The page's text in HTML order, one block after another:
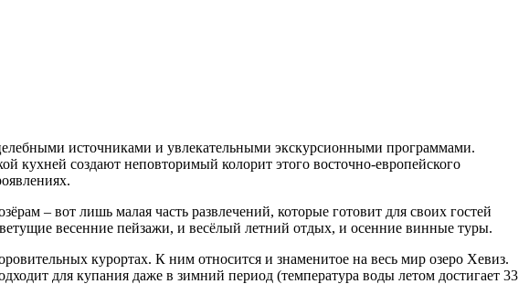
источниками и увлекательными экскурсионными программами.
кухней создают неповторимый колорит этого восточно-европейского
– вот лишь малая часть развлечений, которые готовит для своих гостей
весенние пейзажи, и весёлый летний отдых, и осенние винные туры.
курортах. К ним относится и знаменитое на весь мир озеро Хевиз.
для купания даже в зимний период (температура воды летом достигает 33